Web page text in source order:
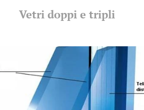
Vetri doppi e tripli